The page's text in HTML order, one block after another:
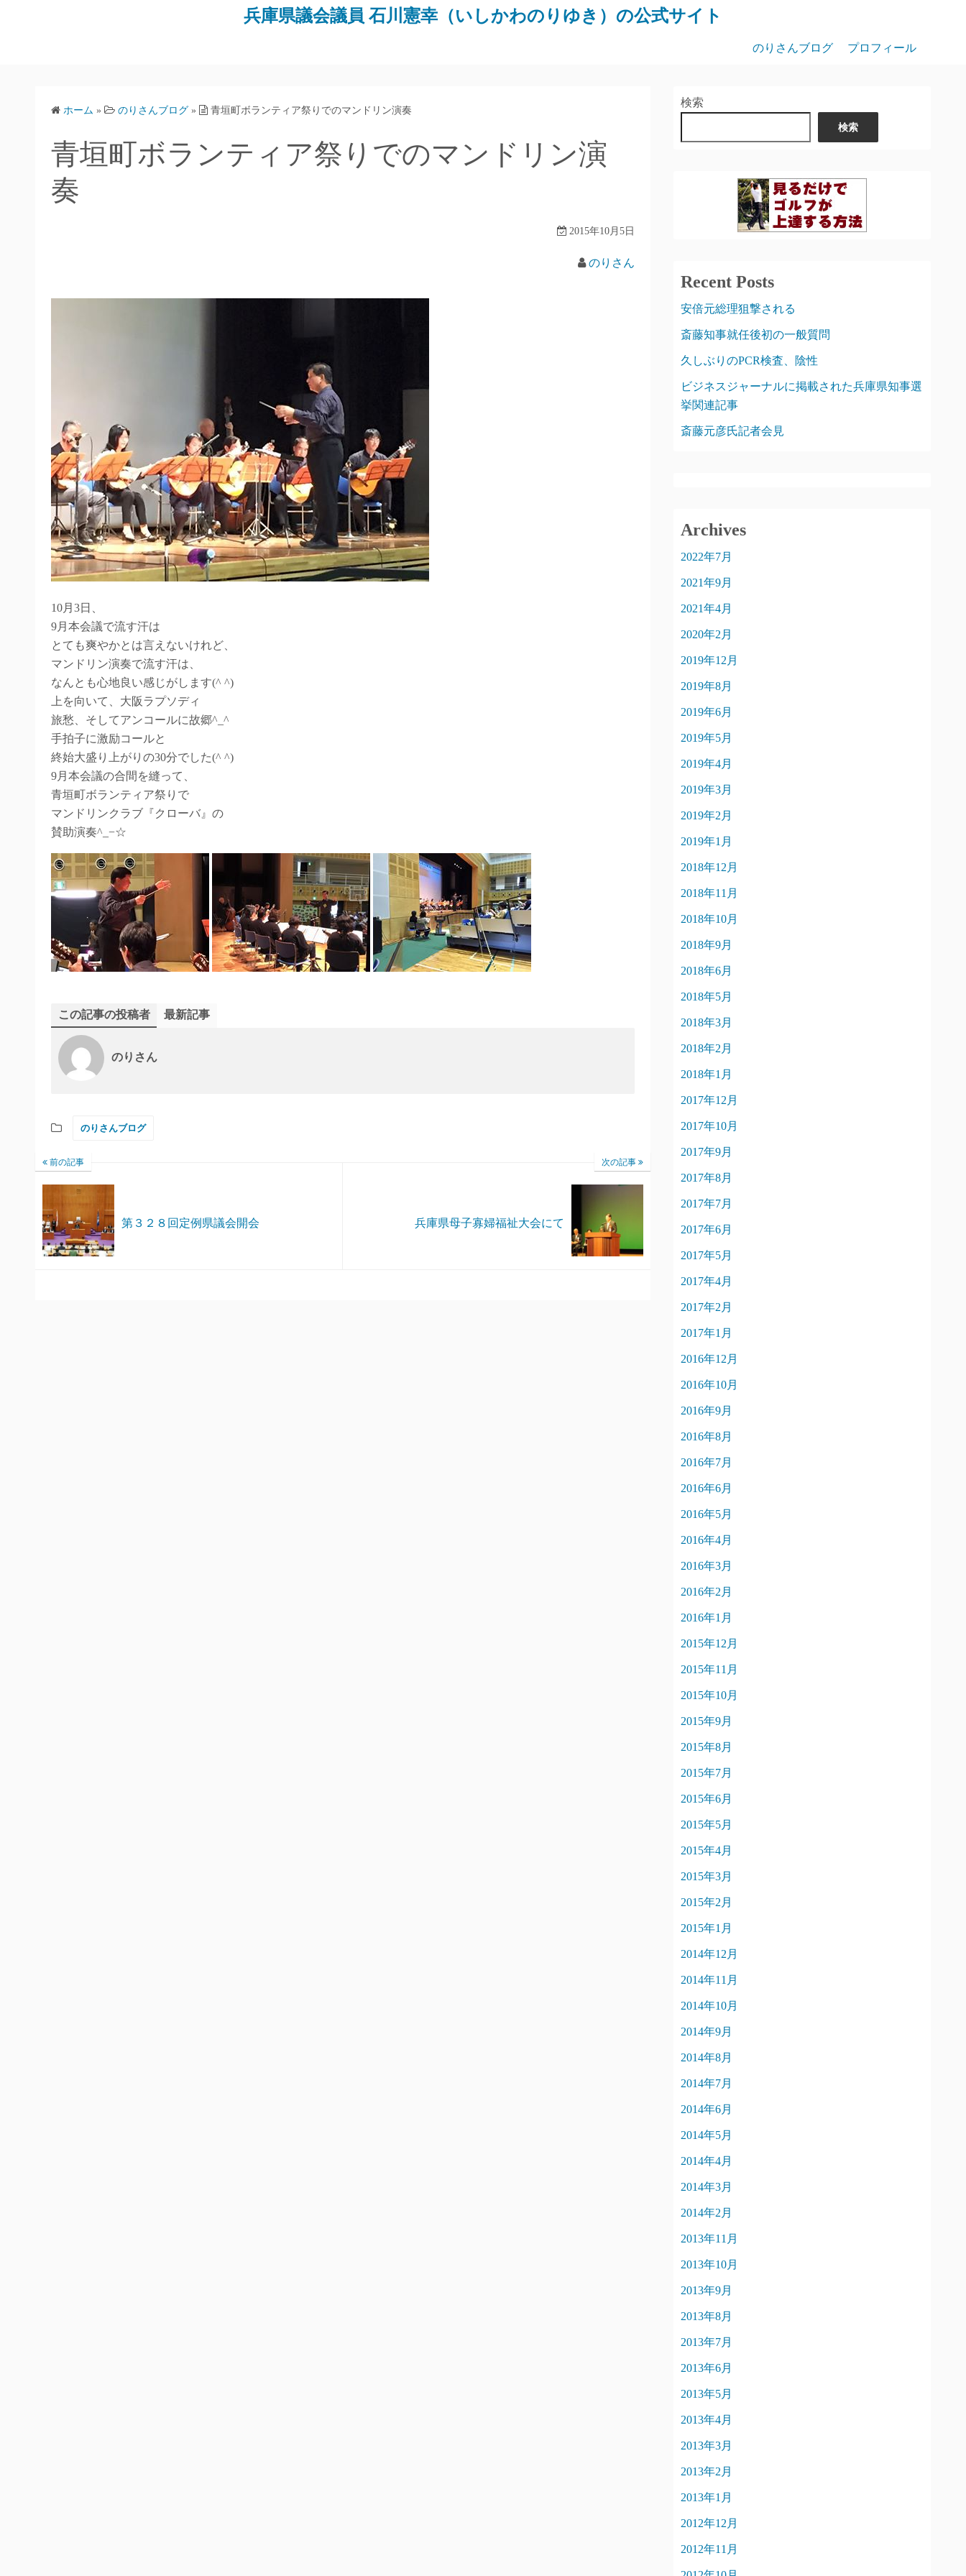
兵庫県議会議員 石川憲幸（いしかわのりゆき）の公式サイト
のりさんブログ プロフィール
ホーム » のりさんブログ » 青垣町ボランティア祭りでのマンドリン演奏
青垣町ボランティア祭りでのマンドリン演
奏
2015年10月5日
のりさん
10月3日、
9月本会議で流す汗は
とても爽やかとは言えないけれど、
マンドリン演奏で流す汗は、
なんとも心地良い感じがします(^ ^)
上を向いて、大阪ラプソディ
旅愁、そしてアンコールに故郷^_^
手拍子に激励コールと
終始大盛り上がりの30分でした(^ ^)
9月本会議の合間を縫って、
青垣町ボランティア祭りで
マンドリンクラブ『クローバ』の
賛助演奏^_−☆
この記事の投稿者 最新記事
のりさん
のりさんブログ
前の記事
第３２８回定例県議会開会
次の記事
兵庫県母子寡婦福祉大会にて
検索
検索
Recent Posts
安倍元総理狙撃される
斎藤知事就任後初の一般質問
久しぶりのPCR検査、陰性
ビジネスジャーナルに掲載された兵庫県知事選
挙関連記事
斎藤元彦氏記者会見
Archives
2022年7月
2021年9月
2021年4月
2020年2月
2019年12月
2019年8月
2019年6月
2019年5月
2019年4月
2019年3月
2019年2月
2019年1月
2018年12月
2018年11月
2018年10月
2018年9月
2018年6月
2018年5月
2018年3月
2018年2月
2018年1月
2017年12月
2017年10月
2017年9月
2017年8月
2017年7月
2017年6月
2017年5月
2017年4月
2017年2月
2017年1月
2016年12月
2016年10月
2016年9月
2016年8月
2016年7月
2016年6月
2016年5月
2016年4月
2016年3月
2016年2月
2016年1月
2015年12月
2015年11月
2015年10月
2015年9月
2015年8月
2015年7月
2015年6月
2015年5月
2015年4月
2015年3月
2015年2月
2015年1月
2014年12月
2014年11月
2014年10月
2014年9月
2014年8月
2014年7月
2014年6月
2014年5月
2014年4月
2014年3月
2014年2月
2013年11月
2013年10月
2013年9月
2013年8月
2013年7月
2013年6月
2013年5月
2013年4月
2013年3月
2013年2月
2013年1月
2012年12月
2012年11月